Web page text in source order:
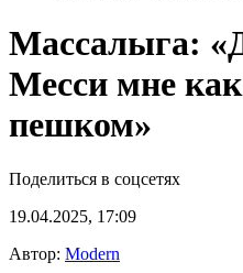
Массалыга:
Месси мне
пешком»
Поделиться в соцсетях
19.04.2025, 17:09
Автор: Modern